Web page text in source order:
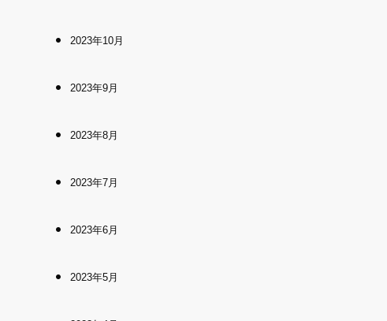
2023年10月
2023年9月
2023年8月
2023年7月
2023年6月
2023年5月